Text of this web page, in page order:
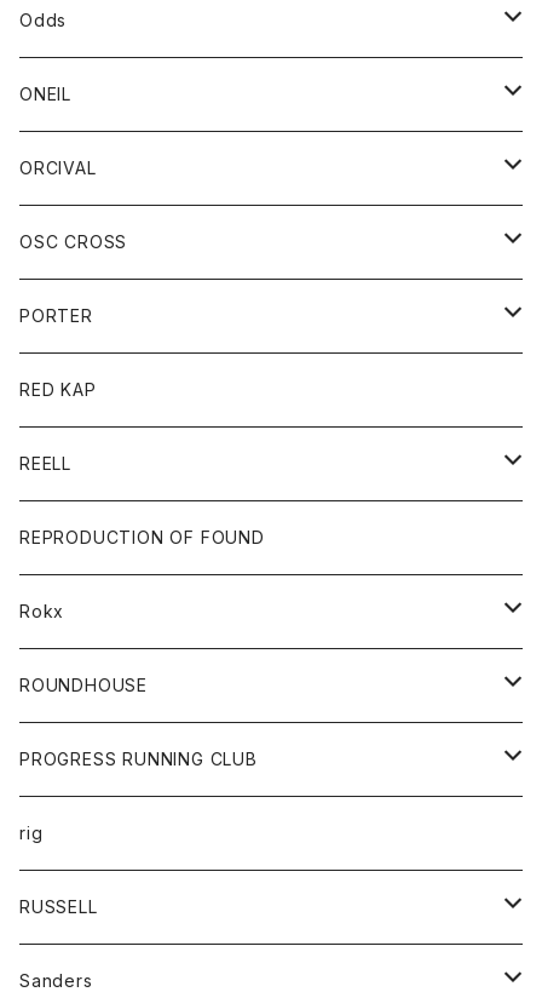
シャツ
ショートパンツ
パンツ
レディース
シャツ
Tシャツ
ストール/マフラー
シャツ
シャツジャケット
ロングスリーブＴシャツ
ボトム
ショートパンツ
ジーンズ
スエット
ボトム
ショートパンツ
パンツ
レディース
ボトム
Odds
帽子
ONEIL
スカート
ORCIVAL
アウター
コート
ジャケット
アクセサリー
バッグ
キッズ
Tシャツ
帽子
グッズ
靴
バック
トップス
カットソー
カーディガン
ボトムス
ショートパンツ
パンツ
レディース
カットソー
コート
OSC CROSS
ダウンジャケット
PORTER
カードホルダー
キーホルダー
財布
バック
RED KAP
REELL
パンツ
ショートパンツ
REPRODUCTION OF FOUND
Rokx
ボトム
ROUNDHOUSE
エプロン
キッズ
オーバーオール
ボトム
ペインターパンツ
PROGRESS RUNNING CLUB
トップス
Tシャツ
グッズ
帽子
rig
RUSSELL
アウター
Sanders